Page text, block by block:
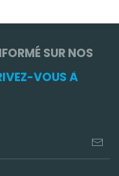
SUR NOS
VOUS À